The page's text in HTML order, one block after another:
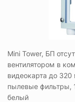
Mini Tower, БП
вентилятором в
видеокарта до
пылевые фильтры,
белый